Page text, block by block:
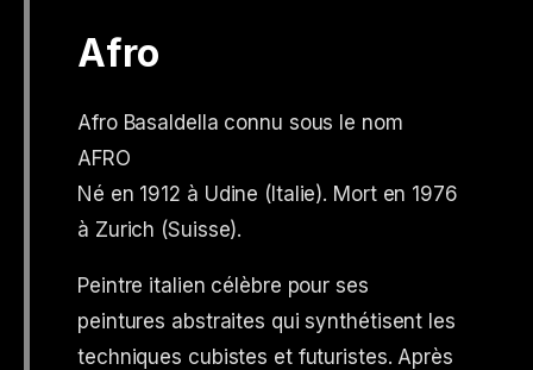
Afro
Afro Basaldella connu sous le nom
AFRO
Né en 1912 à Udine (Italie). Mort en 1976
à Zurich (Suisse).
Peintre italien célèbre pour ses
peintures abstraites qui synthétisent les
techniques cubistes et futuristes. Après